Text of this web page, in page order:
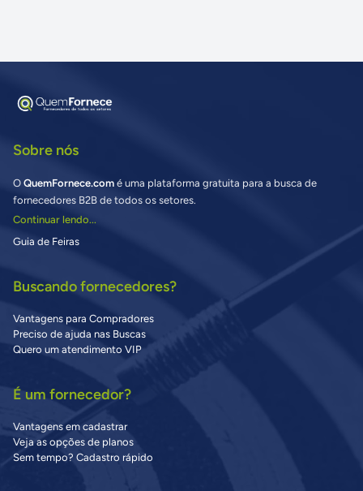
Sobre nós
O QuemFornece.com é uma plataforma gratuita para a busca de
fornecedores B2B de todos os setores.
Continuar lendo...
Guia de Feiras
Buscando fornecedores?
Vantagens para Compradores
Preciso de ajuda nas Buscas
Quero um atendimento VIP
É um fornecedor?
Vantagens em cadastrar
Veja as opções de planos
Sem tempo? Cadastro rápido